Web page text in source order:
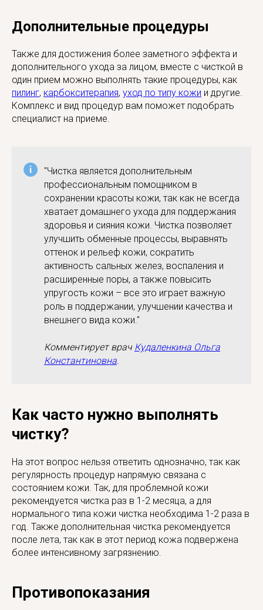
Дополнительные процедуры
Также для достижения более заметного эффекта и
дополнительного ухода за лицом, вместе с чисткой в
один прием можно выполнять такие процедуры, как
пилинг, карбокситерапия, уход по типу кожи и другие.
Комплекс и вид процедур вам поможет подобрать
специалист на приеме.
"Чистка является дополнительным
профессиональным помощником в
сохранении красоты кожи, так как не всегда
хватает домашнего ухода для поддержания
здоровья и сияния кожи. Чистка позволяет
улучшить обменные процессы, выравнять
оттенок и рельеф кожи, сократить
активность сальных желез, воспаления и
расширенные поры, а также повысить
упругость кожи – все это играет важную
роль в поддержании, улучшении качества и
внешнего вида кожи."
Комментирует врач Кудаленкина Ольга
Константиновна
Как часто нужно выполнять
чистку?
На этот вопрос нельзя ответить однозначно, так как
регулярность процедур напрямую связана с
состоянием кожи. Так, для проблемной кожи
рекомендуется чистка раз в 1-2 месяца, а для
нормального типа кожи чистка необходима 1-2 раза в
год. Также дополнительная чистка рекомендуется
после лета, так как в этот период кожа подвержена
более интенсивному загрязнению.
Противопоказания